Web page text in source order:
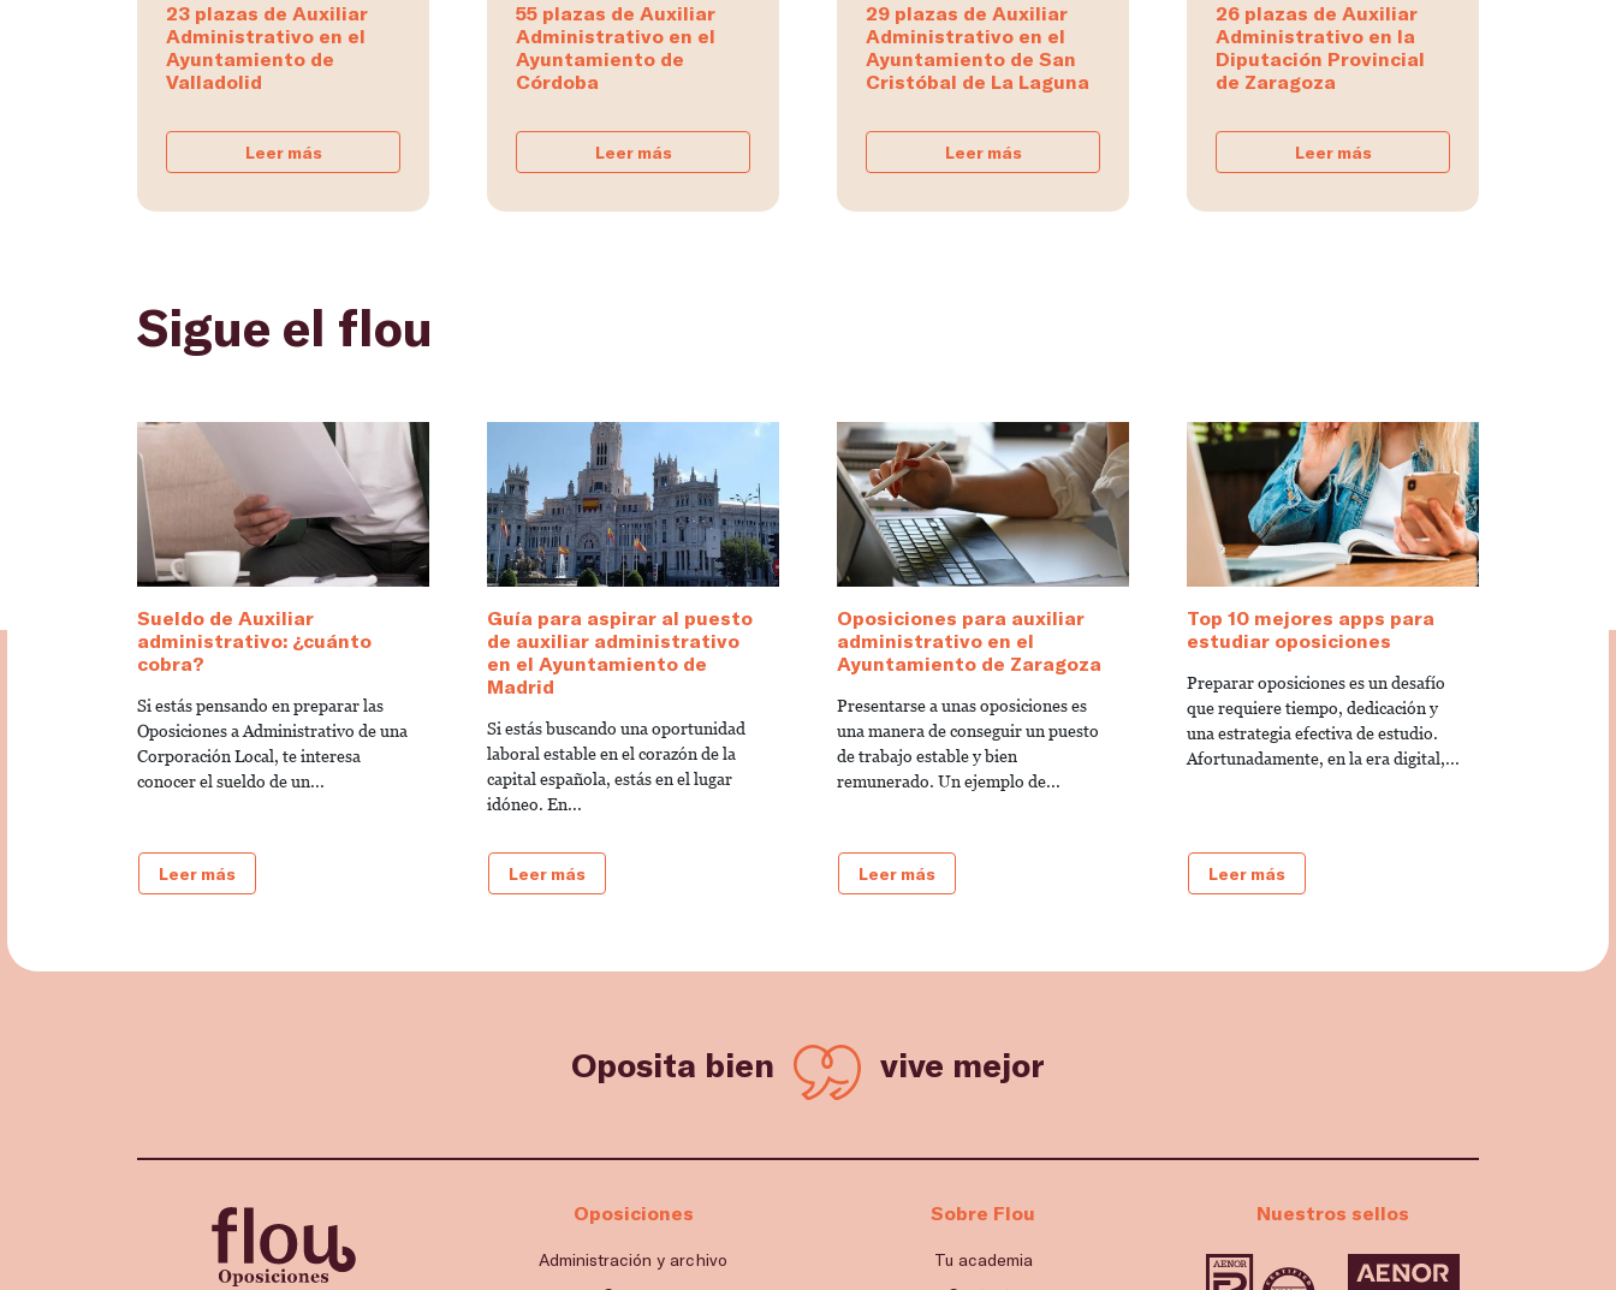
23 plazas de Auxiliar
Administrativo en el
Ayuntamiento de
Valladolid
Leer más
55 plazas de Auxiliar
Administrativo en el
Ayuntamiento de
Córdoba
Leer más
29 plazas de Auxiliar
Administrativo en el
Ayuntamiento de San
Cristóbal de La Laguna
Leer más
26 plazas de Auxiliar
Administrativo en la
Diputación Provincial
de Zaragoza
Leer más
Sigue el flou
Sueldo de Auxiliar
administrativo: ¿cuánto
cobra?
Si estás pensando en preparar las
Oposiciones a Administrativo de una
Corporación Local, te interesa
conocer el sueldo de un...
Leer más
Guía para aspirar al puesto
de auxiliar administrativo
en el Ayuntamiento de
Madrid
Si estás buscando una oportunidad
laboral estable en el corazón de la
capital española, estás en el lugar
idóneo. En...
Leer más
Oposiciones para auxiliar
administrativo en el
Ayuntamiento de Zaragoza
Presentarse a unas oposiciones es
una manera de conseguir un puesto
de trabajo estable y bien
remunerado. Un ejemplo de...
Leer más
Top 10 mejores apps para
estudiar oposiciones
Preparar oposiciones es un desafío
que requiere tiempo, dedicación y
una estrategia efectiva de estudio.
Afortunadamente, en la era digital,...
Leer más
Oposita bien vive mejor
Oposiciones
Administración y archivo
Sobre Flou
Tu academia
Nuestros sellos